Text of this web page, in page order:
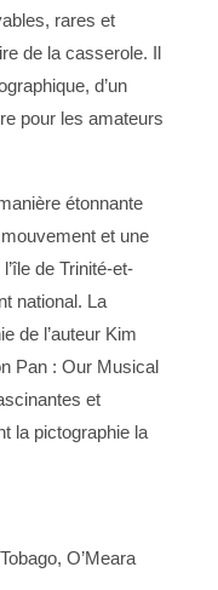
rares et
de la casserole. Il
d’un
pour les amateurs
étonnante
et une
de Trinité-et-
national. La
de l’auteur Kim
Pan : Our Musical
et
la pictographie la
O’Meara